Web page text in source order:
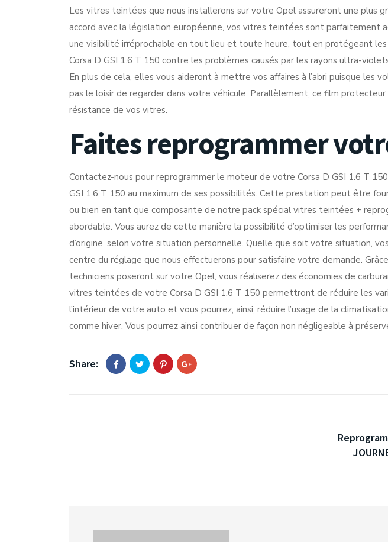
Les vitres teintées que nous installerons sur votre Opel assureront une plus
accord avec la législation européenne, vos vitres teintées sont parfaitement
une visibilité irréprochable en tout lieu et toute heure, tout en protégeant
Corsa D GSI 1.6 T 150 contre les problèmes causés par les rayons ultra-
En plus de cela, elles vous aideront à mettre vos affaires à l’abri puisque les
pas le loisir de regarder dans votre véhicule. Parallèlement, ce film
résistance de vos vitres.
Faites reprogrammer
Contactez-nous pour reprogrammer le moteur de votre Corsa D GSI 1.6 T
GSI 1.6 T 150 au maximum de ses possibilités. Cette prestation peut être
ou bien en tant que composante de notre pack spécial vitres teintées +
abordable. Vous aurez de cette manière la possibilité d’optimiser les
d’origine, selon votre situation personnelle. Quelle que soit votre situation,
centre du réglage que nous effectuerons pour satisfaire votre demande.
techniciens poseront sur votre Opel, vous réaliserez des économies de
vitres teintées de votre Corsa D GSI 1.6 T 150 permettront de réduire les
l’intérieur de votre auto et vous pourrez, ainsi, réduire l’usage de la
comme hiver. Vous pourrez ainsi contribuer de façon non négligeable à
Share: